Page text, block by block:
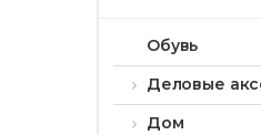
Обувь
Деловые
Дом